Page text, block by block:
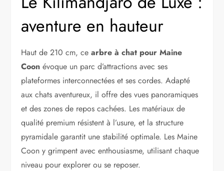
aventure en hauteur
Haut de 210 cm, cearbre à chat pour Maine
Coon évoque un parc d’attractions avec ses
plateformes interconnectées et ses cordes. Adapté
aux chats aventureux, il offre des vues panoramiques
et des zones de repos cachées. Les matériaux de
qualité premium résistent à l’usure, et la structure
pyramidale garantit une stabilité optimale. Les Maine
Coon y grimpent avec enthousiasme, utilisant chaque
niveau pour explorer ou se reposer.